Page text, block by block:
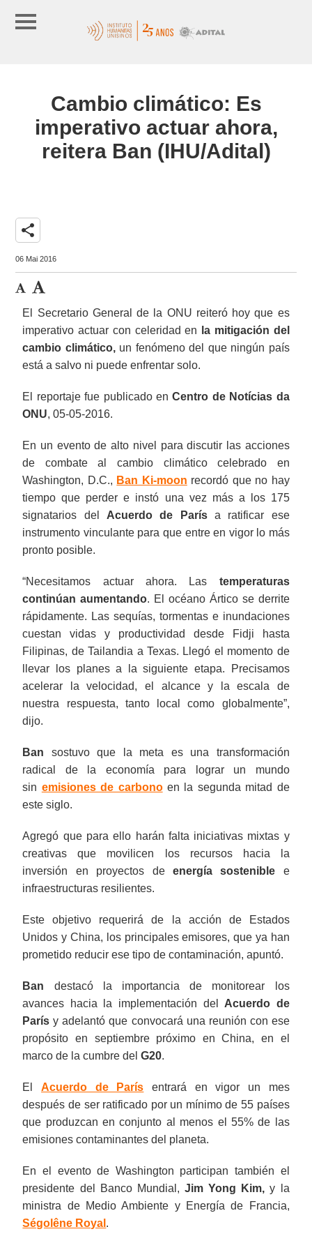
Cambio climático: Es
imperativo actuar ahora,
reitera Ban (IHU/Adital)
share
06 Mai 2016
El Secretario General de la ONU reiteró hoy que es
imperativo actuar con celeridad en la mitigación del
cambio climático,un fenómeno del que ningún país
está a salvo ni puede enfrentar solo.
El reportaje fue publicado enCentro de Notícias da
ONU, 05-05-2016.
En un evento de alto nivel para discutir las acciones
de combate al cambio climático celebrado en
Washington, D.C., Ban Ki-moon recordó que no hay
tiempo que perder e instó una vez más a los 175
signatarios del Acuerdo de Parísa ratificar ese
instrumento vinculante para que entre en vigor lo más
pronto posible.
“Necesitamos actuar ahora. Las temperaturas
continúan aumentando. El océano Ártico se derrite
rápidamente. Las sequías, tormentas e inundaciones
cuestan vidas y productividad desde Fidji hasta
Filipinas, de Tailandia a Texas. Llegó el momento de
llevar los planes a la siguiente etapa. Precisamos
acelerar la velocidad, el alcance y la escala de
nuestra respuesta, tanto local como globalmente”,
dijo.
Ban sostuvo que la meta es una transformación
radical de la economía para lograr un mundo
sin emisiones de carbonoen la segunda mitad de
este siglo.
Agregó que para ello harán falta iniciativas mixtas y
creativas que movilicen los recursos hacia la
inversión en proyectos de energía sostenible e
infraestructuras resilientes.
Este objetivo requerirá de la acción de Estados
Unidos y China, los principales emisores, que ya han
prometido reducir ese tipo de contaminación, apuntó.
Ban destacó la importancia de monitorear los
avances hacia la implementación del Acuerdo de
París y adelantó que convocará una reunión con ese
propósito en septiembre próximo en China, en el
marco de la cumbre delG20.
ElAcuerdo de París entrará en vigor un mes
después de ser ratificado por un mínimo de 55 países
que produzcan en conjunto al menos el 55% de las
emisiones contaminantes del planeta.
En el evento de Washington participan también el
presidente del Banco Mundial, Jim Yong Kim, y la
ministra de Medio Ambiente y Energía de Francia,
Ségolêne Royal .